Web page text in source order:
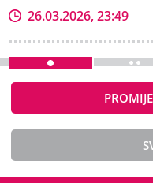
26.03.2026, 23:49